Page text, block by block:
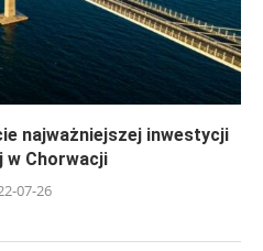
najważniejszej inwestycji
w Chorwacji
07-26